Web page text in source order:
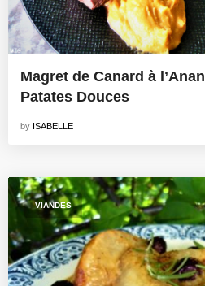
Magret de Canard à
Patates Douces
by ISABELLE
VIANDES